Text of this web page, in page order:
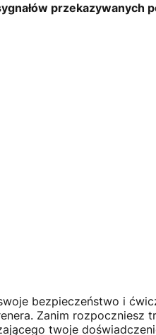
przekazywanych
bezpieczeństwo i
Zanim rozpoczniesz
twoje